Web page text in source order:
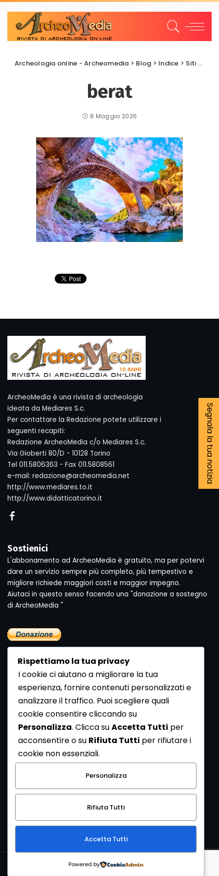
Archeologia online - Archeomedia > Blog > Indice > Siti archeologici
berat
8 Maggio 2026
Segnala la tua notizia
ArcheoMedia è una rivista di archeologia
ideata da Mediares S.c.
Per contattare la Redazione potete utilizzare i
seguenti recapiti:
Redazione ArcheoMedia c/o Mediares S.c.
Via Gioberti 80/D - 10128 Torino
Tel 011.5806363 - Fax 011.5808561
e-mail: redazione@archeomedia.net
http://www.mediares.to.it
http://www.didatticatorino.it
Sostienici
L'abbonamento ad ArcheoMedia è gratuito, ma per potervi
dare un servizio sempre più completo, più tempestivo e
migliore richiede maggiori costi e maggior impegno.
Aiutaci in questo senso facendo una "donazione a sostegno
di ArcheoMedia "
Newsletter
Se vuoi ricevere la Rivista gratuita di archeologia realizzata
dalla Redazione di ArcheoMedia iscriviti alla nostra
Newsletter [Clicca Qui]
Con l'invio del messaggio l'utente dichiara di aver letto
l’informativa sulla privacy e di acconsentire al trattamento
dei propri dati personali.
Copyright © 1999-2026Mediares S.c.PI 07341730013 - [
Rispettiamo la tua privacy
I cookie ci aiutano a migliorare la tua
esperienza, fornire contenuti personalizzati e
analizzare il traffico. Puoi scegliere quali
cookie consentire cliccando su
Personalizza. Clicca suAccetta Tutti per
acconsentire o su Rifiuta Tutti per rifiutare i
cookie non essenziali.
Personalizza
Rifiuta Tutti
Accetta Tutti
Powered by